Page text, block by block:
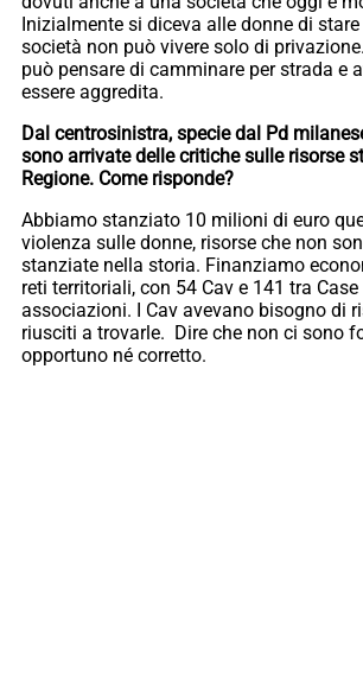
Inizialmente si diceva alle donne di
società non può vivere solo di
può pensare di camminare per strada e
essere aggredita.
Dal centrosinistra, specie dal Pd
sono arrivate delle critiche sulle risorse
Regione. Come risponde?
Abbiamo stanziato 10 milioni di euro
violenza sulle donne, risorse che non
stanziate nella storia. Finanziamo
reti territoriali, con 54 Cav e 141 tra
associazioni. I Cav avevano bisogno di
riusciti a trovarle. Dire che non ci sono
opportuno né corretto.